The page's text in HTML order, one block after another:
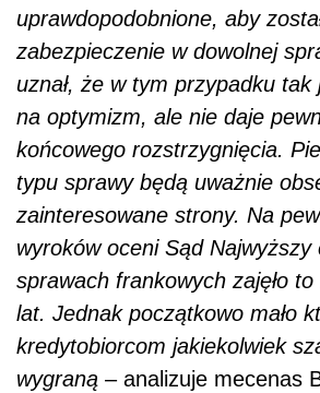
uprawdopodobnione, aby
zabezpieczenie w dowolnej
uznał, że w tym przypadku tak
na optymizm, ale nie daje
końcowego rozstrzygnięcia.
typu sprawy będą uważnie
zainteresowane strony. Na
wyroków oceni Sąd Najwyższy
sprawach frankowych zajęło to
lat. Jednak początkowo mało
kredytobiorcom jakiekolwiek
wygraną – analizuje mecenas